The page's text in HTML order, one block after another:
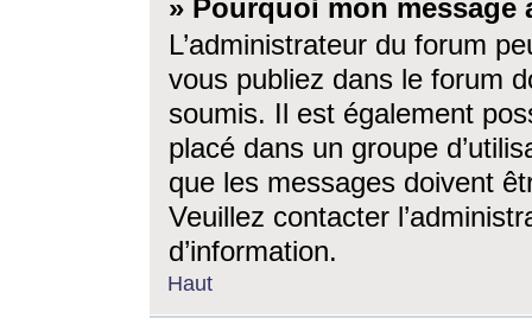
» Pourquoi mon message
L’administrateur du forum
vous publiez dans le forum
soumis. Il est également
placé dans un groupe
que les messages doivent
Veuillez contacter
d’information.
Haut